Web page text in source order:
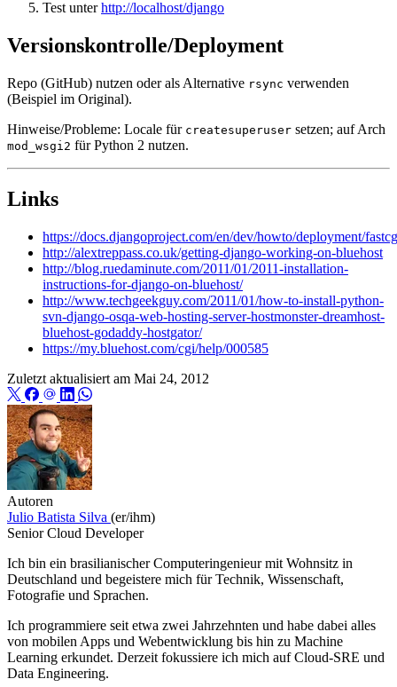
Test unterhttp://localhost/django
Versionskontrolle/Deployment
Repo (GitHub) nutzen oder als Alternative rsync verwenden
(Beispiel im Original).
Hinweise/Probleme: Locale für createsuperuser setzen; auf Arch
mod_wsgi2 für Python 2 nutzen.
Links
https://docs.djangoproject.com/en/dev/howto/deployment/
http://alextreppass.co.uk/getting-django-working-on-bluehost
http://blog.ruedaminute.com/2011/01/2011-installation-
instructions-for-django-on-bluehost/
http://www.techgeekguy.com/2011/01/how-to-install-python-
svn-django-osqa-web-hosting-server-hostmonster-dreamhost-
bluehost-godaddy-hostgator/
https://my.bluehost.com/cgi/help/000585
Zuletzt aktualisiert am Mai 24, 2012
Autoren
Julio Batista Silva (er/ihm)
Senior Cloud Developer
Ich bin ein brasilianischer Computeringenieur mit Wohnsitz in
Deutschland und begeistere mich für Technik, Wissenschaft,
Fotografie und Sprachen.
Ich programmiere seit etwa zwei Jahrzehnten und habe dabei alles
von mobilen Apps und Webentwicklung bis hin zu Machine
Learning erkundet. Derzeit fokussiere ich mich auf Cloud‑SRE und
Data Engineering.